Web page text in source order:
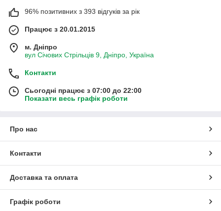
96% позитивних з 393 відгуків за рік
Працює з 20.01.2015
м. Дніпро
вул Січових Стрільців 9, Дніпро, Україна
Контакти
Сьогодні працює з 07:00 до 22:00
Показати весь графік роботи
Про нас
Контакти
Доставка та оплата
Графік роботи